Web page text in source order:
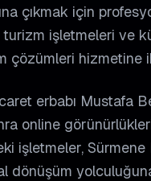
çıkmak için
turizm işletmeleri
çözümleri
erbabı Mustafa
online
işletmeler,
dönüşüm